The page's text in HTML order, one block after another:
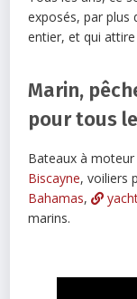
exposés, par plus
entier, et qui
Marin,
pour tous
Bateaux à
Biscayne, voiliers
Bahamas,
marins.